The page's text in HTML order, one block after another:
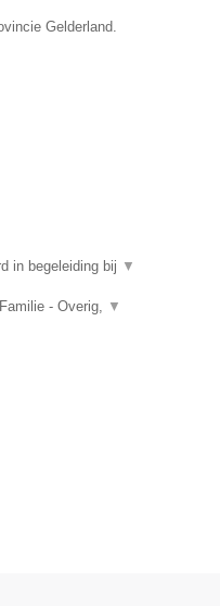
Gelderland.
in begeleiding bij ▼
- Overig, ▼